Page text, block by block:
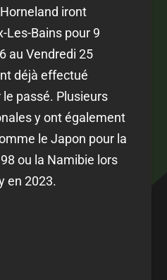
iront
Les-Bains pour 9
au Vendredi 25
déjà effectué
passé. Plusieurs
y ont également
le Japon pour la
ou la Namibie lors
en 2023.